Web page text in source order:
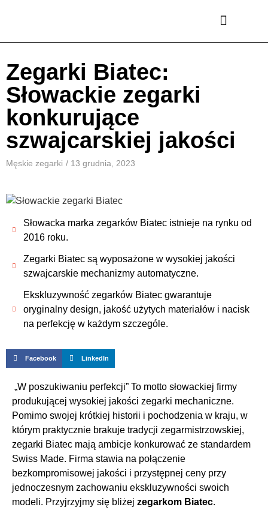
Zegarki Biatec:
Słowackie zegarki
konkurujące
szwajcarskiej jakości
Męskie zegarki / 13 grudnia, 2023
Słowacka marka zegarków Biatec istnieje na rynku od
2016 roku.
Zegarki Biatec są wyposażone w wysokiej jakości
szwajcarskie mechanizmy automatyczne.
Ekskluzywność zegarków Biatec gwarantuje
oryginalny design, jakość użytych materiałów i nacisk
na perfekcję w każdym szczególe.
Facebook LinkedIn
„W poszukiwaniu perfekcji” To motto słowackiej firmy
produkującej wysokiej jakości zegarki mechaniczne.
Pomimo swojej krótkiej historii i pochodzenia w kraju, w
którym praktycznie brakuje tradycji zegarmistrzowskiej,
zegarki Biatec mają ambicje konkurować ze standardem
Swiss Made. Firma stawia na połączenie
bezkompromisowej jakości i przystępnej ceny przy
jednoczesnym zachowaniu ekskluzywności swoich
modeli. Przyjrzyjmy się bliżej zegarkom Biatec.